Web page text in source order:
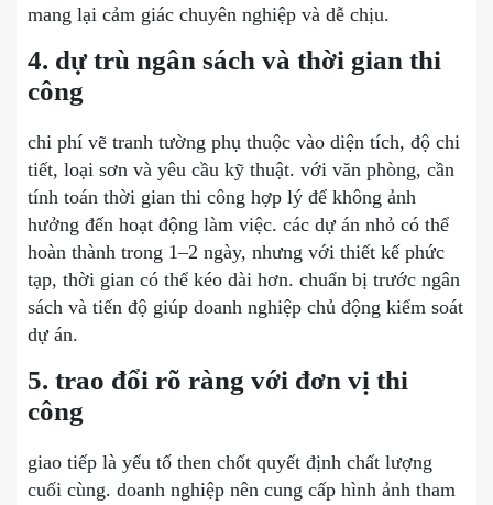
mang lại cảm giác chuyên nghiệp và dễ chịu.
4. dự trù ngân sách và thời gian thi
công
chi phí vẽ tranh tường phụ thuộc vào diện tích, độ chi
tiết, loại sơn và yêu cầu kỹ thuật. với văn phòng, cần
tính toán thời gian thi công hợp lý để không ảnh
hưởng đến hoạt động làm việc. các dự án nhỏ có thể
hoàn thành trong 1–2 ngày, nhưng với thiết kế phức
tạp, thời gian có thể kéo dài hơn. chuẩn bị trước ngân
sách và tiến độ giúp doanh nghiệp chủ động kiểm soát
dự án.
5. trao đổi rõ ràng với đơn vị thi
công
giao tiếp là yếu tố then chốt quyết định chất lượng
cuối cùng. doanh nghiệp nên cung cấp hình ảnh tham